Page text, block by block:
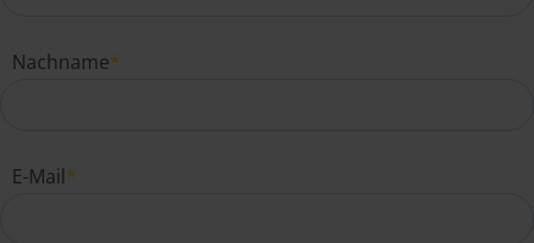
Nachname*
E-Mail*